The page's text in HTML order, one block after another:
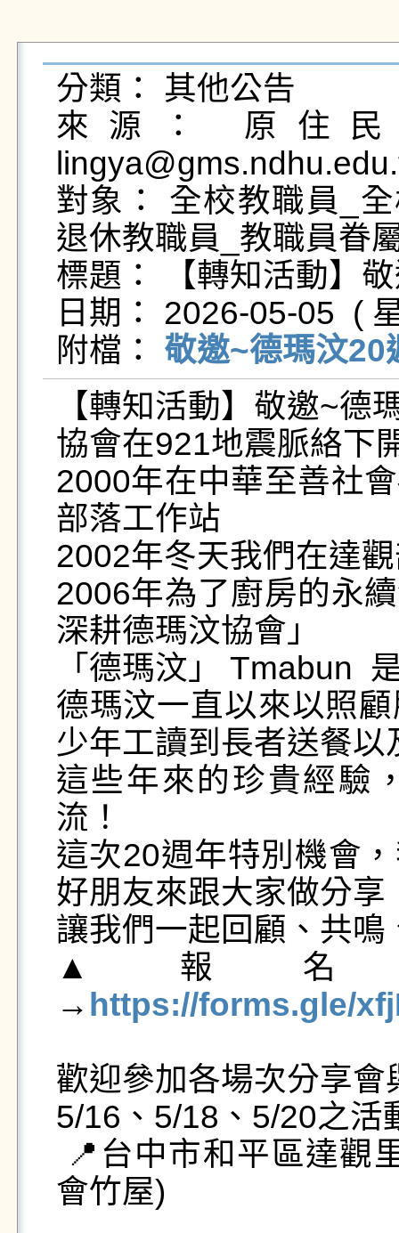
分類： 其他公告
來源： 原住
對象： 全校教職員_
退休教職員_教職員眷
標題： 【轉知活動】
日期： 2026-05-05  (
附檔： 敬邀~德瑪汶
【轉知活動】敬邀~德
協會在921地震脈絡下
2000年在中華至善社
部落工作站
2002年冬天我們在達
2006年為了廚房的永
深耕德瑪汶協會」
「德瑪汶」 Tmabun
德瑪汶一直以來以照
少年工讀到長者送餐以
這些年來的珍貴經驗
流！
這次20週年特別機會
好朋友來跟大家做分享
讓我們一起回顧、共鳴
▲報名
→ https://forms.gle/
歡迎參加各場次分享會
5/16、5/18、5/20之活
會竹屋)